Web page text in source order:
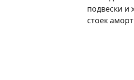
подвески и
стоек